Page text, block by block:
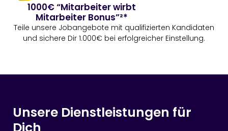
1000€ “Mitarbeiter wirbt
Mitarbeiter Bonus”²*
Teile unsere Jobangebote mit qualifizierten Kandidaten
und sichere Dir 1.000€ bei erfolgreicher Einstellung.
Unsere Dienst­leistungen für